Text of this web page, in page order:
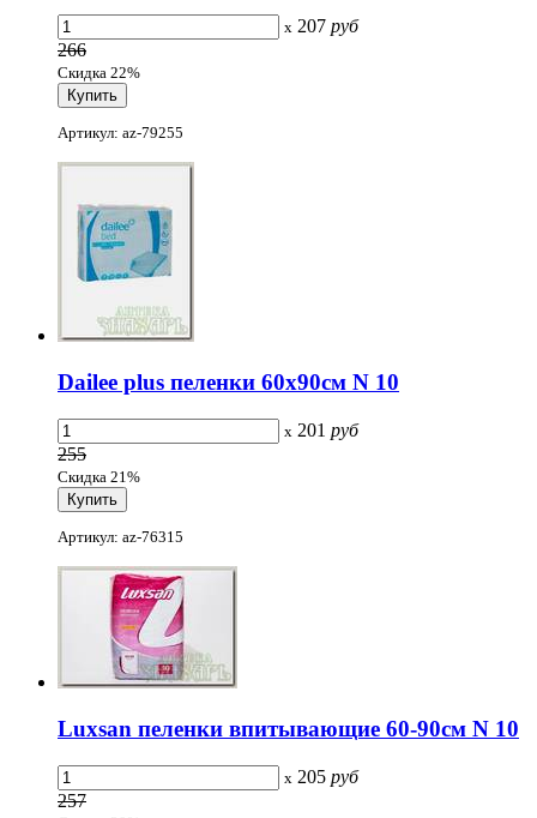
x 207 руб
266
Скидка 22%
Артикул: az-79255
Dailee plus пеленки 60х90см N 10
x 201 руб
255
Скидка 21%
Артикул: az-76315
Luxsan пеленки впитывающие 60-90см N 10
x 205 руб
257